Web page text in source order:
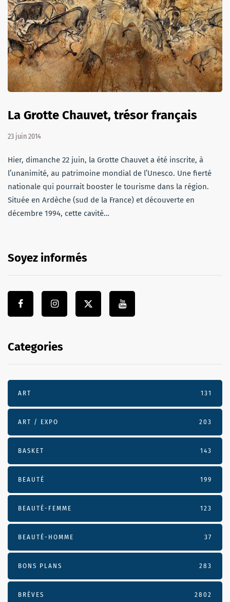
La Grotte Chauvet, trésor français
23 juin 2014
Hier, dimanche 22 juin, la Grotte Chauvet a été inscrite, à
l’unanimité, au patrimoine mondial de l’Unesco. Une fierté
nationale qui pourrait booster le tourisme dans la région.
Située en Ardèche (sud de la France) et découverte en
décembre 1994, cette cavité…
Soyez informés
Categories
ART 131
ART / EXPO 203
BASKET 143
BEAUTÉ 199
BEAUTÉ-FEMME 123
BEAUTÉ-HOMME 37
BONS PLANS 283
BRÈVES 2802